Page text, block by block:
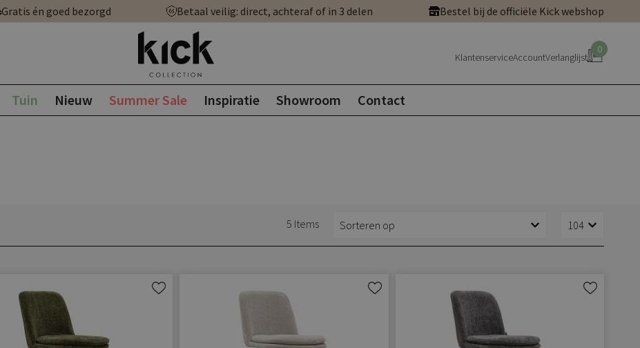
Gratis én goed bezorgd Betaal veilig: direct, achteraf of in 3 delen Bestel bij de officiële Kick webshop
KlantenserviceAccountVerlanglijst
0
Tuin Nieuw Summer Sale Inspiratie Showroom Contact
5 Items